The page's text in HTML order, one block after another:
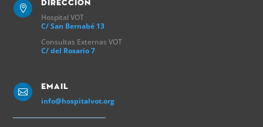

Direccion
Hospital VOT
C/ San Bernabé 13
Consultas Externas VOT
C/ del Rosario 7

Email
info@hospitalvot.org